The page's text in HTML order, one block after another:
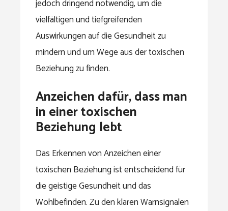
jedoch dringend notwendig, um die
vielfältigen und tiefgreifenden
Auswirkungen auf die Gesundheit zu
mindern und um Wege aus der toxischen
Beziehung zu finden.
Anzeichen dafür, dass man
in einer toxischen
Beziehung lebt
Das Erkennen von Anzeichen einer
toxischen Beziehung ist entscheidend für
die geistige Gesundheit und das
Wohlbefinden. Zu den klaren Warnsignalen